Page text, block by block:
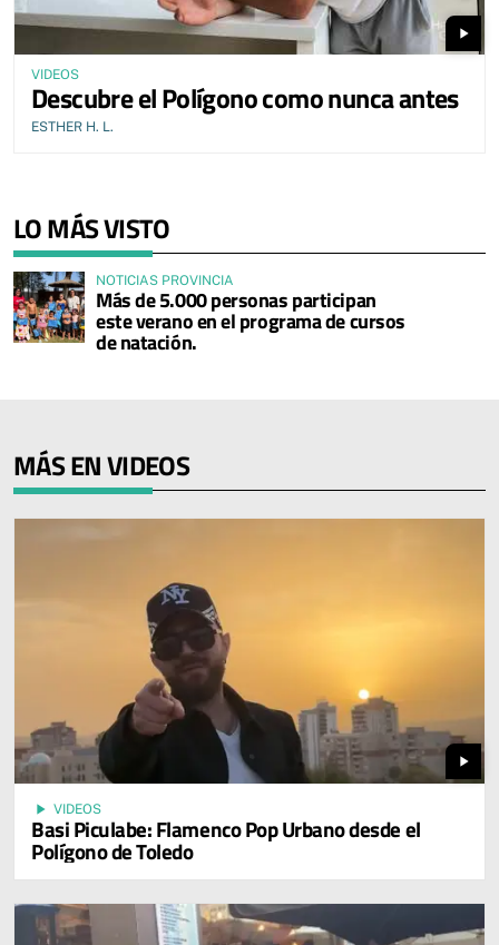
play_arrow
VIDEOS
Descubre el Polígono como nunca antes
ESTHER H. L.
LO MÁS VISTO
NOTICIAS PROVINCIA
Más de 5.000 personas participan
este verano en el programa de cursos
de natación.
MÁS EN VIDEOS
play_arrow
play_arrow VIDEOS
Basi Piculabe: Flamenco Pop Urbano desde el
Polígono de Toledo